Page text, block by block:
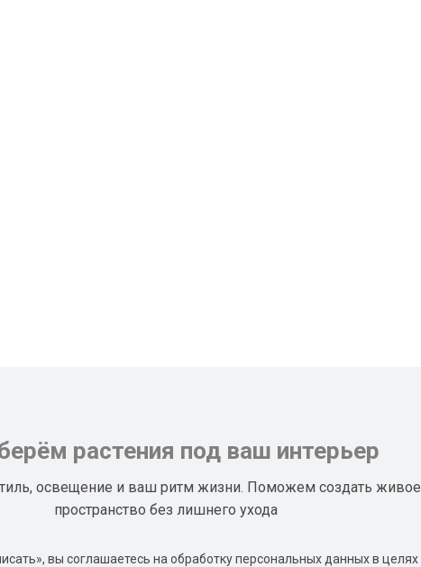
растения под ваш интерьер
освещение и ваш ритм жизни. Поможем создать живое
пространство без лишнего ухода
вы соглашаетесь на обработку персональных данных в целях